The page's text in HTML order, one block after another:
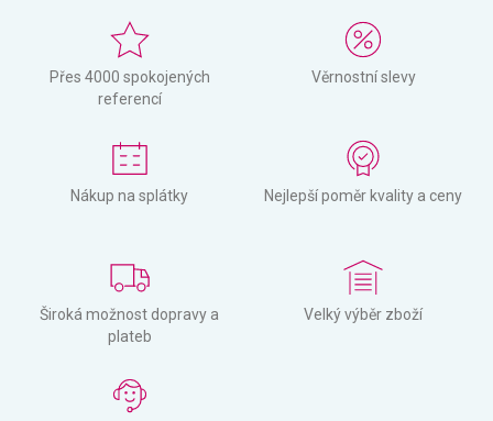
Přes 4000 spokojených
referencí
Věrnostní slevy
Nákup na splátky Nejlepší poměr kvality a ceny
Široká možnost dopravy a
plateb
Velký výběr zboží